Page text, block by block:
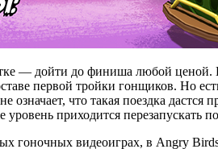
— дойти до финиша любой ценой.
первой тройки гонщиков. Но
не означает, что такая поездка
приходится перезапускать
гоночных видеоиграх, в Angry